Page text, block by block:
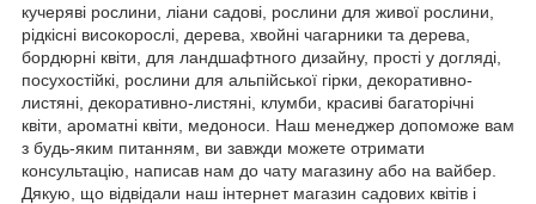
кучеряві рослини, ліани садові, рослини для живої рослини,
рідкісні високорослі, дерева, хвойні чагарники та дерева,
бордюрні квіти, для ландшафтного дизайну, прості у догляді,
посухостійкі, рослини для альпійської гірки, декоративно-
листяні, декоративно-листяні, клумби, красиві багаторічні
квіти, ароматні квіти, медоноси. Наш менеджер допоможе вам
з будь-яким питанням, ви завжди можете отримати
консультацію, написав нам до чату магазину або на вайбер.
Дякую, що відвідали наш інтернет магазин садових квітів і